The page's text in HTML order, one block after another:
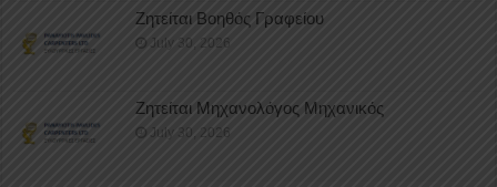
Ζητείται Βοηθός Γραφείου
July 30, 2026
Ζητείται Μηχανολόγος Μηχανικός
July 30, 2026